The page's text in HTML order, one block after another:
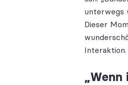
unterwegs
Dieser
Interaktion.